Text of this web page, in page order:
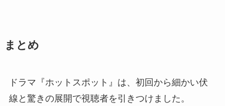
まとめ
ドラマ『ホットスポット』は、初回から細かい伏
線と驚きの展開で視聴者を引きつけました。